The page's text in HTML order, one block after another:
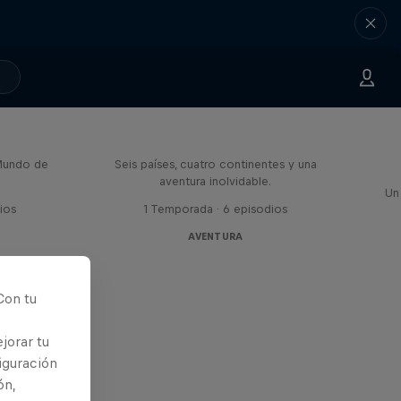
de
Seis países, cuatro continentes y una
aventura inolvidable.
1 Temporada · 6 episodios
AVENTURA
tu
tu